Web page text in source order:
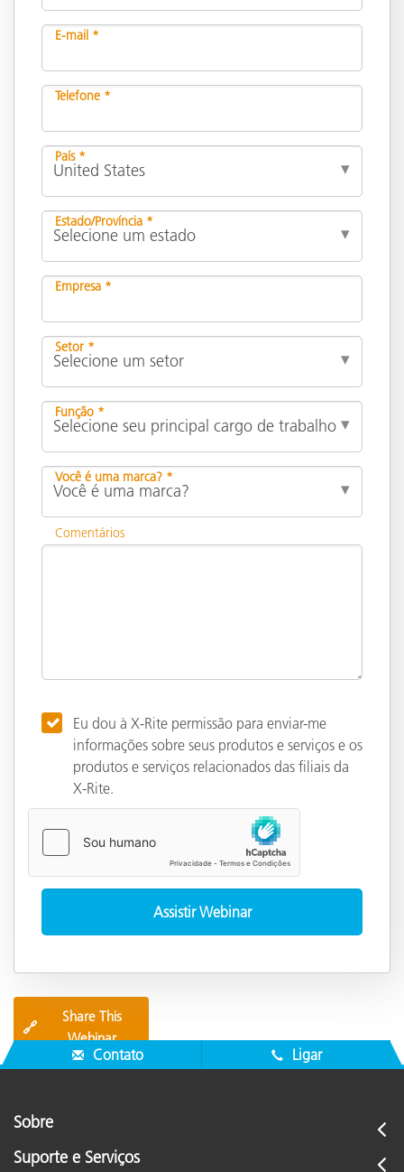
E-mail *
Telefone *
País *
Estado/Província *
Empresa *
Setor *
Função *
Você é uma marca? *
Comentários
Eu dou à X-Rite permissão para enviar-me
informações sobre seus produtos e serviços e os
produtos e serviços relacionados das filiais da
X-Rite.
🔗
Share This
Webinar
Contato Ligar
Sobre
Suporte e Serviços